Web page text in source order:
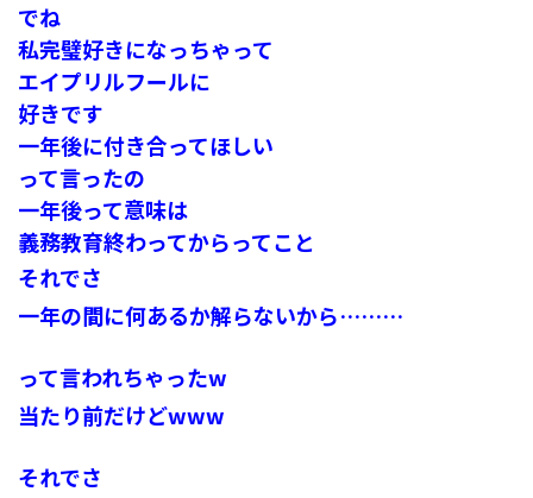
でね
私完璧好きになっちゃって
エイプリルフールに
好きです
一年後に付き合ってほしい
って言ったの
一年後って意味は
義務教育終わってからってこと
それでさ
一年の間に何あるか解らないから………
って言われちゃったw
当たり前だけどwww
それでさ